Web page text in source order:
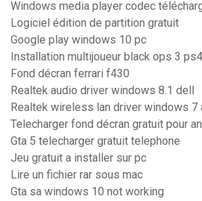
Windows media player codec
Logiciel édition de partition gratuit
Google play windows 10 pc
Installation multijoueur black ops 3 ps4
Fond décran ferrari f430
Realtek audio driver windows 8.1 dell
Realtek wireless lan driver windows 7
Telecharger fond décran gratuit pour
Gta 5 telecharger gratuit telephone
Jeu gratuit a installer sur pc
Lire un fichier rar sous mac
Gta sa windows 10 not working